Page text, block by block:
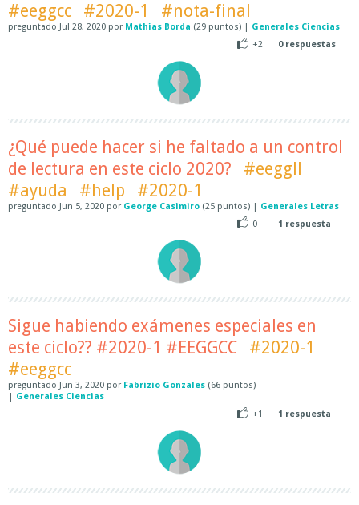
#eeggcc
#2020-1 #nota-final
preguntado Jul 28, 2020 por Mathias Borda (29 puntos) | Generales Ciencias
+2
0respuestas
¿Qué puede hacer si he faltado a un control
de lectura en este ciclo 2020?
#eeggll
#ayuda
#help #2020-1
preguntado Jun 5, 2020 por George Casimiro (25 puntos) | Generales Letras
0
1 respuesta
Sigue habiendo exámenes especiales en
este ciclo?? #2020-1 #EEGGCC
#2020-1
#eeggcc
preguntado Jun 3, 2020 por Fabrizio Gonzales (66 puntos)
| Generales Ciencias
+1
1 respuesta